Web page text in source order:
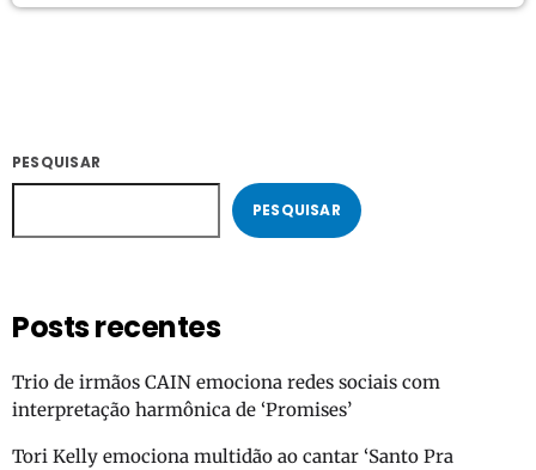
PESQUISAR
PESQUISAR
Posts recentes
Trio de irmãos CAIN emociona redes sociais com
interpretação harmônica de ‘Promises’
Tori Kelly emociona multidão ao cantar ‘Santo Pra